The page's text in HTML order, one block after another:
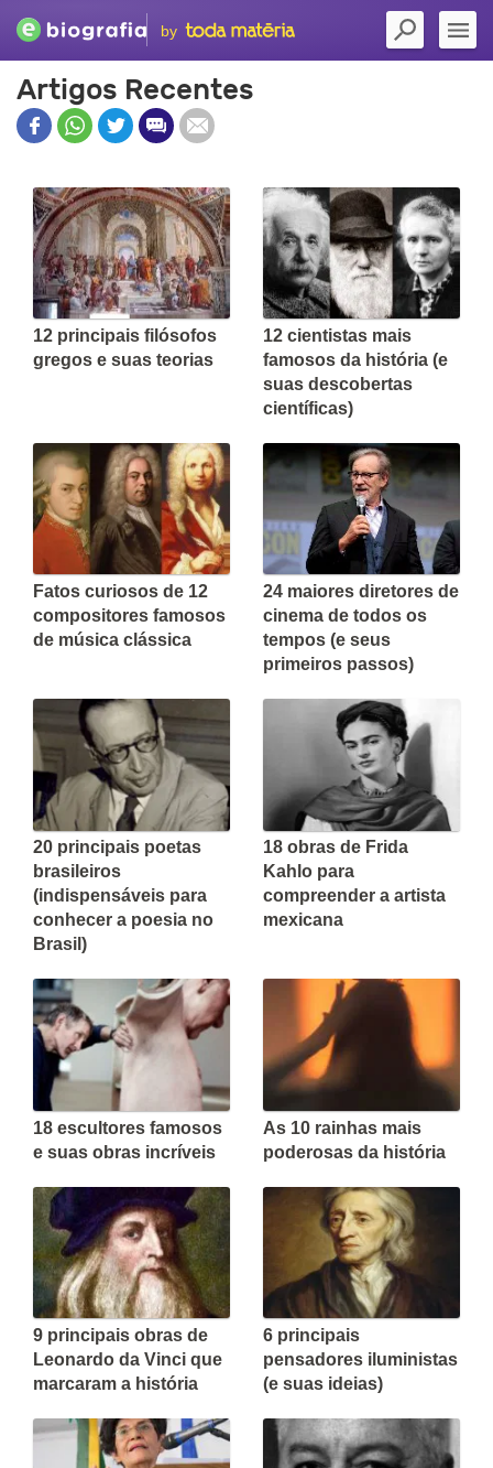
by
Artigos Recentes
12 principais filósofos
gregos e suas teorias
12 cientistas mais
famosos da história (e
suas descobertas
científicas)
Fatos curiosos de 12
compositores famosos
de música clássica
24 maiores diretores de
cinema de todos os
tempos (e seus
primeiros passos)
20 principais poetas
brasileiros
(indispensáveis para
conhecer a poesia no
Brasil)
18 obras de Frida
Kahlo para
compreender a artista
mexicana
18 escultores famosos
e suas obras incríveis
As 10 rainhas mais
poderosas da história
9 principais obras de
Leonardo da Vinci que
marcaram a história
6 principais
pensadores iluministas
(e suas ideias)